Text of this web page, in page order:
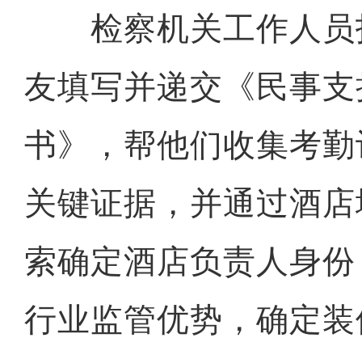
检察机关工作人员
友填写并递交《民事
书》，帮他们收集考
关键证据，并通过酒
索确定酒店负责人身
行业监管优势，确定